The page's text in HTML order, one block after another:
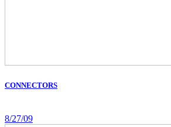
CONNECTORS
8/27/09